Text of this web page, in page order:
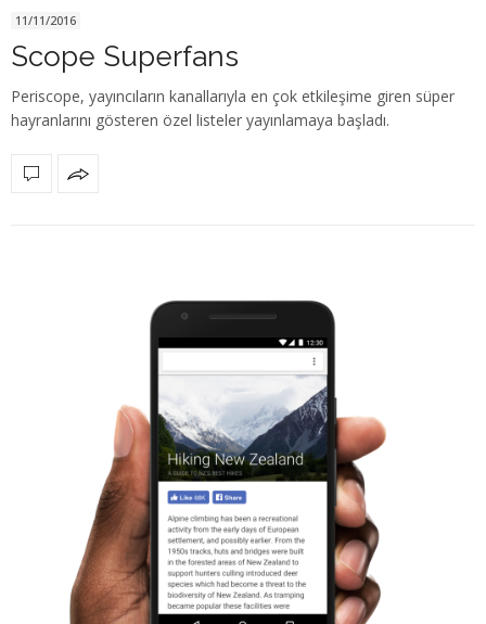
11/11/2016
Scope Superfans
Periscope, yayıncıların kanallarıyla en çok etkileşime giren süper
hayranlarını gösteren özel listeler yayınlamaya başladı.